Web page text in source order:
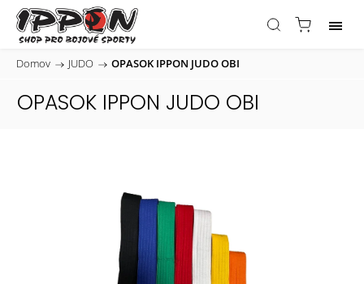
Domov / JUDO / OPASOK IPPON JUDO OBI
OPASOK IPPON JUDO OBI